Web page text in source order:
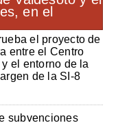
el proyecto de
entre el Centro
el entorno de la
de la SI-8
subvenciones